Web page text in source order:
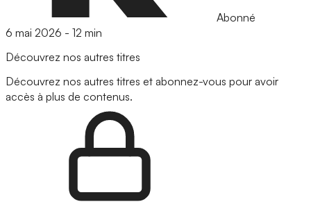
Abonné
6 mai 2026 - 12 min
Découvrez nos autres titres
Découvrez nos autres titres et abonnez-vous pour avoir
accès à plus de contenus.